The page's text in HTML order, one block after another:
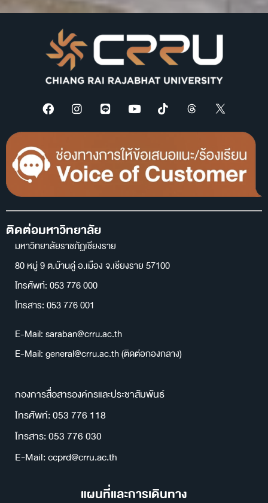
ติดต่อมหาวิทยาลัย
มหาวิทยาลัยราชภัฏเชียงราย
80 หมู่ 9 ต.บ้านดู่ อ.เมือง จ.เชียงราย 57100
โทรศัพท์: 053 776 000
โทรสาร: 053 776 001
E-Mail: saraban@crru.ac.th
E-Mail: general@crru.ac.th (ติดต่อกองกลาง)
กองการสื่อสารองค์กรและประชาสัมพันธ์
โทรศัพท์: 053 776 118
โทรสาร: 053 776 030
E-Mail: ccprd@crru.ac.th
แผนที่และการเดินทาง